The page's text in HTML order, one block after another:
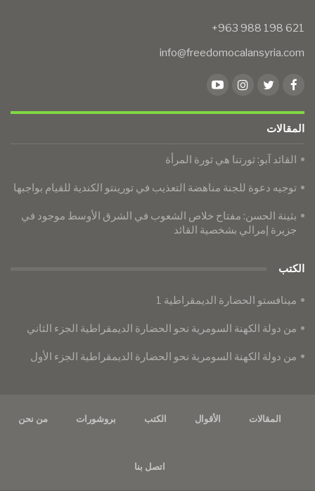
info@freedomocalansyria.com
المقالات
​​​​​​​القائد آبو: ثورتنا هي ثورة المرأة
توجيه دعوة للجنة مناهضة التعذيب في تورينتو الكندية للقيام بواجبها
بثينة الحسن: مفتاح خلاص الشعوب في الشرق الأوسط موجود في
جزيرة إمرالي بشخصية القائد
الكتب
مينافستو الحضارة الديمقراطية 1
من دولة الكهنة السومرية نحو الحضارة الديمقراطية الجزء الثاني
من دولة الكهنة السومرية نحو الحضارة الديمقراطية الجزء الأول
المقالات الأقوال الكتب بروشورات من نحن
اتصل بنا